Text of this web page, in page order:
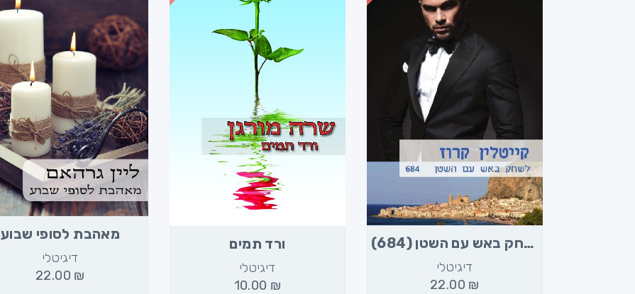
מאהבת לסופי שבוע
דיגיטלי
22.00 ₪
ורד תמים
דיגיטלי
10.00 ₪
לשחק באש עם השטן (684)
דיגיטלי
22.00 ₪